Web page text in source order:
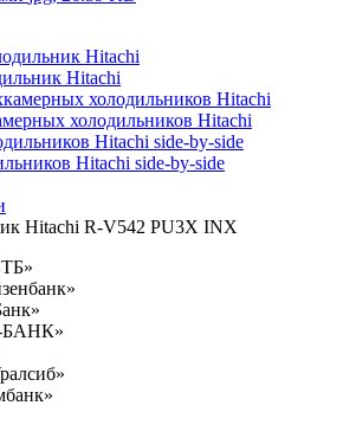
Hitachi
холодильников Hitachi
Hitachi side-by-side
Hitachi R-V542 PU3X INX